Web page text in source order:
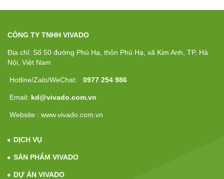
CÔNG TY TNHH VIVADO
Địa chỉ: Số 50 đường Phú Hạ, thôn Phú Hạ, xã Kim Anh, TP. Hà
Nội, Việt Nam
Hotline/Zalo/WeChat: 0977 254 986
Email: kd@vivado.com.vn
Website : www.vivado.com.vn
DỊCH VỤ
SẢN PHẨM VIVADO
DỰ ÁN VIVADO